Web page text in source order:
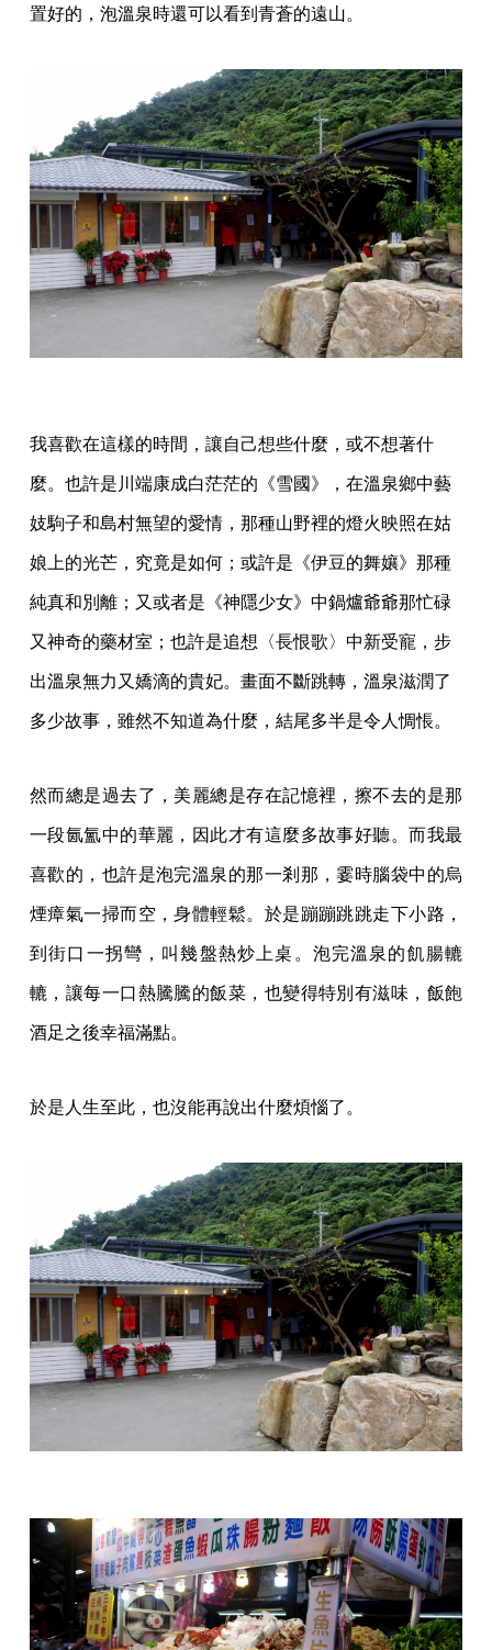
置好的，泡溫泉時還可以看到青蒼的遠山。
我喜歡在這樣的時間，讓自己想些什麼，或不想著什
麼。也許是川端康成白茫茫的《雪國》，在溫泉鄉中藝
妓駒子和島村無望的愛情，那種山野裡的燈火映照在姑
娘上的光芒，究竟是如何；或許是《伊豆的舞孃》那種
純真和別離；又或者是《神隱少女》中鍋爐爺爺那忙碌
又神奇的藥材室；也許是追想〈長恨歌〉中新受寵，步
出溫泉無力又嬌滴的貴妃。畫面不斷跳轉，溫泉滋潤了
多少故事，雖然不知道為什麼，結尾多半是令人惆悵。
然而總是過去了，美麗總是存在記憶裡，擦不去的是那
一段氤氳中的華麗，因此才有這麼多故事好聽。而我最
喜歡的，也許是泡完溫泉的那一剎那，霎時腦袋中的烏
煙瘴氣一掃而空，身體輕鬆。於是蹦蹦跳跳走下小路，
到街口一拐彎，叫幾盤熱炒上桌。泡完溫泉的飢腸轆
轆，讓每一口熱騰騰的飯菜，也變得特別有滋味，飯飽
酒足之後幸福滿點。
於是人生至此，也沒能再說出什麼煩惱了。